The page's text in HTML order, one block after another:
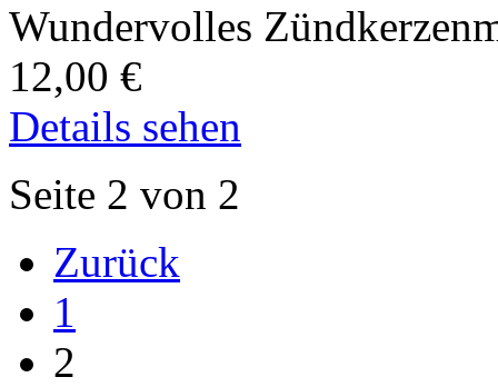
Wundervolles
12,00 €
Details sehen
Seite 2 von 2
Zurück
1
2